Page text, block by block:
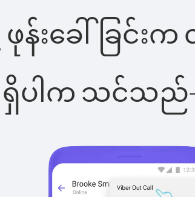
ဖုန်းခေါ်ခြင်
ရှိပါက သင်သည်